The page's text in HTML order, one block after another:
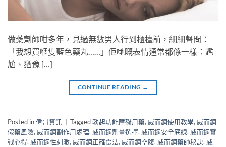
做藥劑師咁多年，見過無數男人行到櫃檯前，細細聲問：
「我想買嗰隻藍色藥丸……」佢哋嘅表情通常都係一樣：尷
尬、猶豫 […]
CONTINUE READING →
Posted in偉哥資訊 Tagged勃起功能障礙用藥, 威而鋼使用教學, 威而鋼
假藥風險, 威而鋼副作用處理, 威而鋼劑量選擇, 威而鋼安全底線, 威而鋼實
戰心得, 威而鋼性刺激, 威而鋼正確食法, 威而鋼空腹, 威而鋼藥師秘訣, 威